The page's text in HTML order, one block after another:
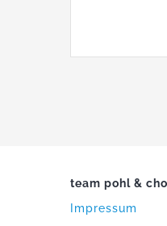
team pohl &
Impressum